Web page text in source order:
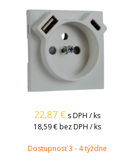
22,87 € s DPH / ks
18,59 €bez DPH / ks
Dostupnosť 3 - 4 týždne